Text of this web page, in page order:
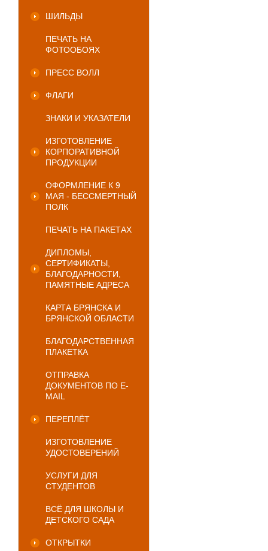
ШИЛЬДЫ
ПЕЧАТЬ НА
ФОТООБОЯХ
ПРЕСС ВОЛЛ
ФЛАГИ
ЗНАКИ И УКАЗАТЕЛИ
ИЗГОТОВЛЕНИЕ
КОРПОРАТИВНОЙ
ПРОДУКЦИИ
ОФОРМЛЕНИЕ К 9
МАЯ - БЕССМЕРТНЫЙ
ПОЛК
ПЕЧАТЬ НА ПАКЕТАХ
ДИПЛОМЫ,
СЕРТИФИКАТЫ,
БЛАГОДАРНОСТИ,
ПАМЯТНЫЕ АДРЕСА
КАРТА БРЯНСКА И
БРЯНСКОЙ ОБЛАСТИ
БЛАГОДАРСТВЕННАЯ
ПЛАКЕТКА
ОТПРАВКА
ДОКУМЕНТОВ ПО E-
MAIL
ПЕРЕПЛЁТ
ИЗГОТОВЛЕНИЕ
УДОСТОВЕРЕНИЙ
УСЛУГИ ДЛЯ
СТУДЕНТОВ
ВСЁ ДЛЯ ШКОЛЫ И
ДЕТСКОГО САДА
ОТКРЫТКИ